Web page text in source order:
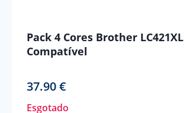
Pack 4 Cores Brother LC421XL
Compatível
37.90€
Esgotado